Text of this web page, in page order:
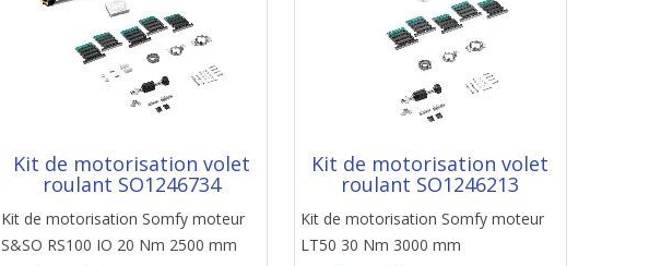
Kit de motorisation volet
roulant SO1246734
Kit de motorisation Somfy moteur
S&SO RS100 IO 20 Nm 2500 mm
Kit de motorisation volet
roulant SO1246213
Kit de motorisation Somfy moteur
LT50 30 Nm 3000 mm